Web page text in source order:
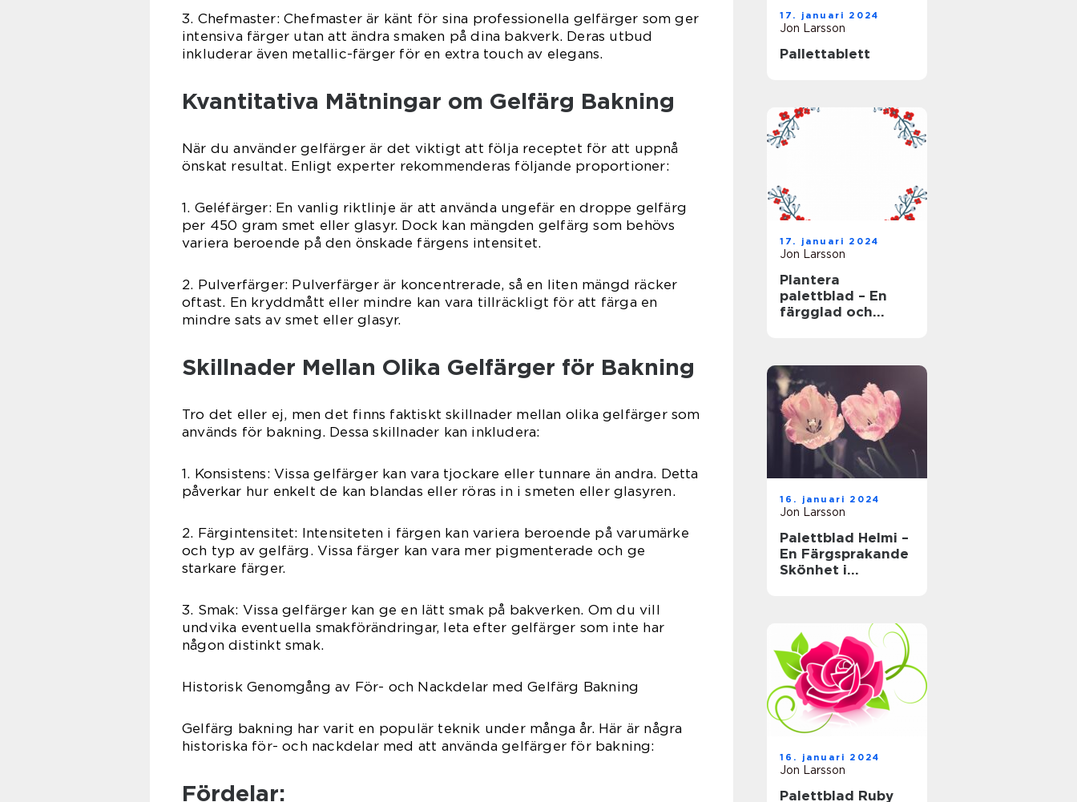
3. Chefmaster: Chefmaster är känt för sina professionella gelfärger som ger
intensiva färger utan att ändra smaken på dina bakverk. Deras utbud
inkluderar även metallic-färger för en extra touch av elegans.
Kvantitativa Mätningar om Gelfärg Bakning
När du använder gelfärger är det viktigt att följa receptet för att uppnå
önskat resultat. Enligt experter rekommenderas följande proportioner:
1. Geléfärger: En vanlig riktlinje är att använda ungefär en droppe gelfärg
per 450 gram smet eller glasyr. Dock kan mängden gelfärg som behövs
variera beroende på den önskade färgens intensitet.
2. Pulverfärger: Pulverfärger är koncentrerade, så en liten mängd räcker
oftast. En kryddmått eller mindre kan vara tillräckligt för att färga en
mindre sats av smet eller glasyr.
Skillnader Mellan Olika Gelfärger för Bakning
Tro det eller ej, men det finns faktiskt skillnader mellan olika gelfärger som
används för bakning. Dessa skillnader kan inkludera:
1. Konsistens: Vissa gelfärger kan vara tjockare eller tunnare än andra. Detta
påverkar hur enkelt de kan blandas eller röras in i smeten eller glasyren.
2. Färgintensitet: Intensiteten i färgen kan variera beroende på varumärke
och typ av gelfärg. Vissa färger kan vara mer pigmenterade och ge
starkare färger.
3. Smak: Vissa gelfärger kan ge en lätt smak på bakverken. Om du vill
undvika eventuella smakförändringar, leta efter gelfärger som inte har
någon distinkt smak.
Historisk Genomgång av För- och Nackdelar med Gelfärg Bakning
Gelfärg bakning har varit en populär teknik under många år. Här är några
historiska för- och nackdelar med att använda gelfärger för bakning:
Fördelar:
17. januari 2024
Jon Larsson
Pallettablett
17. januari 2024
Jon Larsson
Plantera
palettblad – En
färgglad och
16. januari 2024
Jon Larsson
Palettblad Helmi –
En Färgsprakande
Skönhet i
16. januari 2024
Jon Larsson
Palettblad Ruby